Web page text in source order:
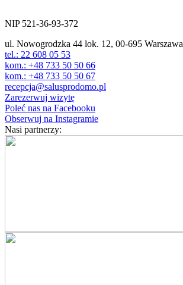
NIP 521-36-93-372
ul. Nowogrodzka 44 lok. 12, 00-695 Warszawa
tel.: 22 608 05 53
kom.: +48 733 50 50 66
kom.: +48 733 50 50 67
recepcja@salusprodomo.pl
Zarezerwuj wizytę
Poleć nas na Facebooku
Obserwuj na Instagramie
Nasi partnerzy: